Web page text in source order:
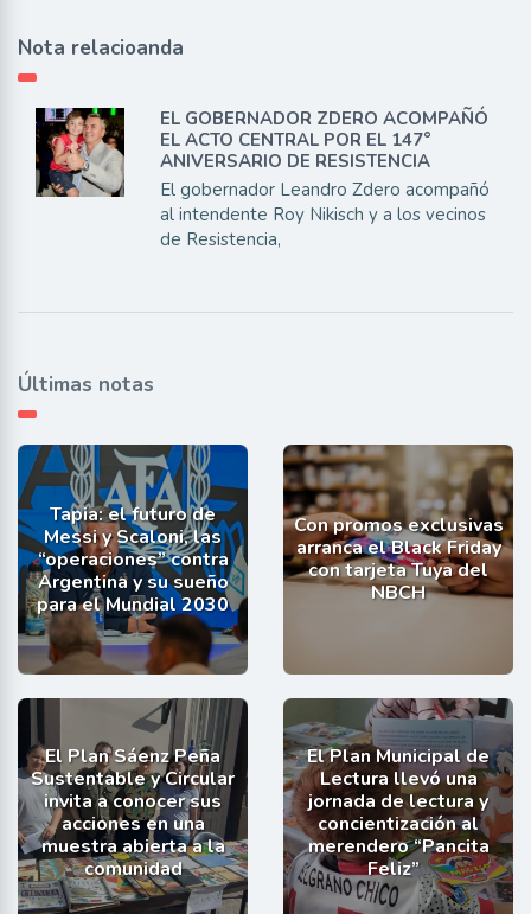
Nota relacioanda
EL GOBERNADOR ZDERO ACOMPAÑÓ
EL ACTO CENTRAL POR EL 147°
ANIVERSARIO DE RESISTENCIA
El gobernador Leandro Zdero acompañó
al intendente Roy Nikisch y a los vecinos
de Resistencia,
Últimas notas
Tapia: el futuro de
Messi y Scaloni, las
“operaciones” contra
Argentina y su sueño
para el Mundial 2030
Con promos exclusivas
arranca el Black Friday
con tarjeta Tuya del
NBCH
El Plan Sáenz Peña
Sustentable y Circular
invita a conocer sus
acciones en una
muestra abierta a la
comunidad
El Plan Municipal de
Lectura llevó una
jornada de lectura y
concientización al
merendero “Pancita
Feliz”